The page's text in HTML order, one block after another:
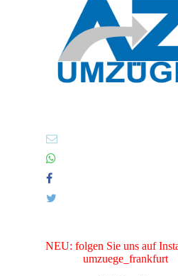
NEU: folgen Sie uns auf
umzuege_frankfurt